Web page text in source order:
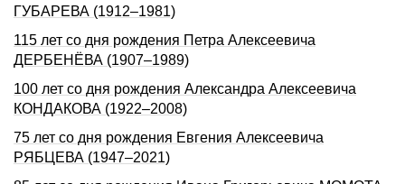
ГУБАРЕВА (1912–1981)
115 лет со дня рождения Петра Алексеевича
ДЕРБЕНЁВА (1907–1989)
100 лет со дня pождения Александpа Алексеевича
КОHДАКОВА (1922–2008)
75 лет со дня рождения Евгения Алексеевича
РЯБЦЕВА (1947–2021)